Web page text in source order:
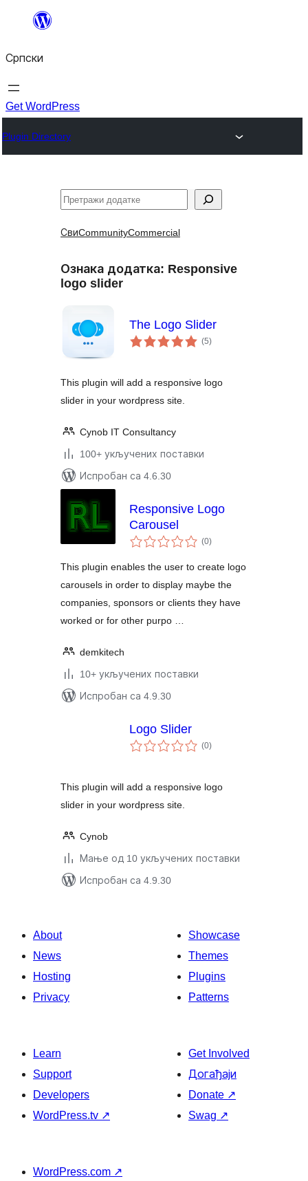
Скочи
садржај
Српски
Get WordPress
Plugin Directory
Претрага
СвиCommunityCommercial
Ознака додатка: Responsive
logo slider
The Logo Slider
(5укупних
оцена
)
This plugin will add a responsive logo
slider in your wordpress site.
Cynob IT Consultancy
100+ укључених поставки
Испробан са 4.6.30
Responsive Logo
Carousel
(0укупних
оцена
)
This plugin enables the user to create logo
carousels in order to display maybe the
companies, sponsors or clients they have
worked or for other purpo …
demkitech
10+ укључених поставки
Испробан са 4.9.30
Logo Slider
(0укупних
оцена
)
This plugin will add a responsive logo
slider in your wordpress site.
Cynob
Мање од 10 укључених поставки
Испробан са 4.9.30
About
News
Hosting
Privacy
Showcase
Themes
Plugins
Patterns
Learn
Support
Developers
WordPress.tv ↗
Get Involved
Догађаји
Donate ↗
Swag ↗
WordPress.com ↗